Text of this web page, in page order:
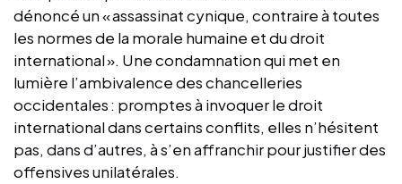
dénoncé un « assassinat cynique, contraire à toutes
les normes de la morale humaine et du droit
international ». Une condamnation qui met en
lumière l’ambivalence des chancelleries
occidentales : promptes à invoquer le droit
international dans certains conflits, elles n’hésitent
pas, dans d’autres, à s’en affranchir pour justifier des
offensives unilatérales.